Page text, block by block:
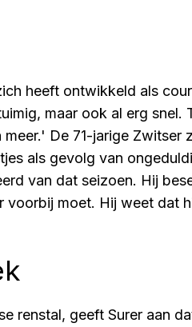
heeft ontwikkeld als
maar ook al erg snel.
De 71-jarige Zwitser
als gevolg van
van dat seizoen. Hij
moet. Hij weet dat
renstal, geeft Surer aan